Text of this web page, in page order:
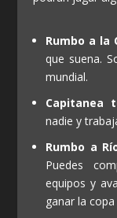
Rumbo a la
que suena.
mundial.
Capitanea
nadie y
Rumbo a
Puedes
equipos y
ganar la